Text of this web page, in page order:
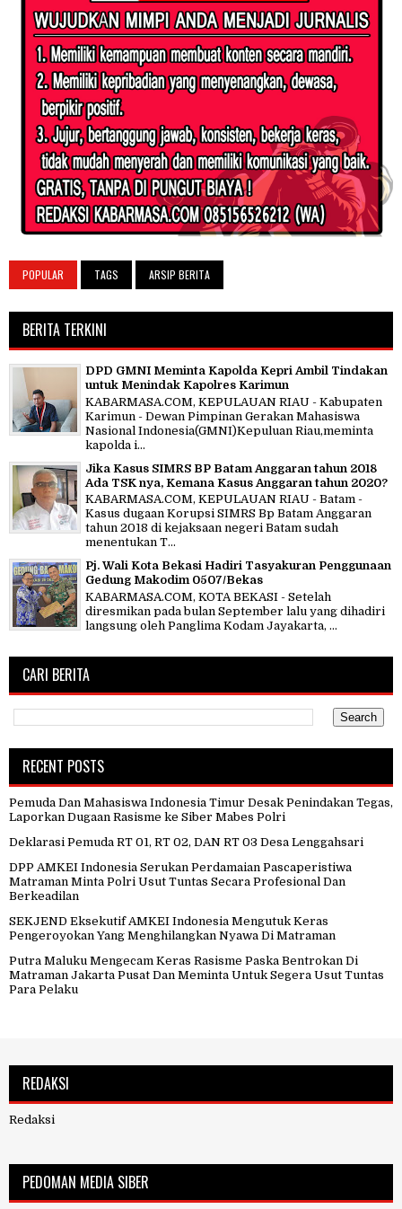
POPULAR TAGS ARSIP BERITA
BERITA TERKINI
DPD GMNI Meminta Kapolda Kepri Ambil Tindakan
untuk Menindak Kapolres Karimun
KABARMASA.COM, KEPULAUAN RIAU - Kabupaten
Karimun - Dewan Pimpinan Gerakan Mahasiswa
Nasional Indonesia(GMNI)Kepuluan Riau,meminta
kapolda i...
Jika Kasus SIMRS BP Batam Anggaran tahun 2018
Ada TSK nya, Kemana Kasus Anggaran tahun 2020?
KABARMASA.COM, KEPULAUAN RIAU - Batam -
Kasus dugaan Korupsi SIMRS Bp Batam Anggaran
tahun 2018 di kejaksaan negeri Batam sudah
menentukan T...
Pj. Wali Kota Bekasi Hadiri Tasyakuran Penggunaan
Gedung Makodim 0507/Bekas
KABARMASA.COM, KOTA BEKASI - Setelah
diresmikan pada bulan September lalu yang dihadiri
langsung oleh Panglima Kodam Jayakarta, ...
CARI BERITA
RECENT POSTS
Pemuda Dan Mahasiswa Indonesia Timur Desak Penindakan Tegas,
Laporkan Dugaan Rasisme ke Siber Mabes Polri
Deklarasi Pemuda RT 01, RT 02, DAN RT 03 Desa Lenggahsari
DPP AMKEI Indonesia Serukan Perdamaian Pascaperistiwa
Matraman Minta Polri Usut Tuntas Secara Profesional Dan
Berkeadilan
SEKJEND Eksekutif AMKEI Indonesia Mengutuk Keras
Pengeroyokan Yang Menghilangkan Nyawa Di Matraman
Putra Maluku Mengecam Keras Rasisme Paska Bentrokan Di
Matraman Jakarta Pusat Dan Meminta Untuk Segera Usut Tuntas
Para Pelaku
REDAKSI
Redaksi
PEDOMAN MEDIA SIBER